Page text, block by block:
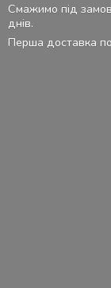
Смажимо під
днів.
Перша доставка